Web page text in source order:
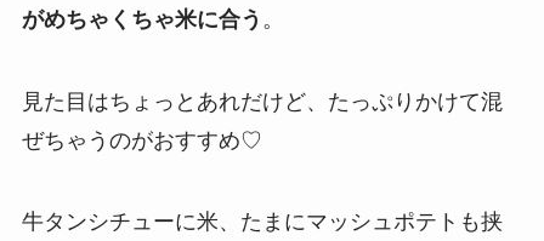
がめちゃくちゃ米に合う 。
見た目はちょっとあれだけど、たっぷりかけて混
ぜちゃうのがおすすめ♡
牛タンシチューに米、たまにマッシュポテトも挟